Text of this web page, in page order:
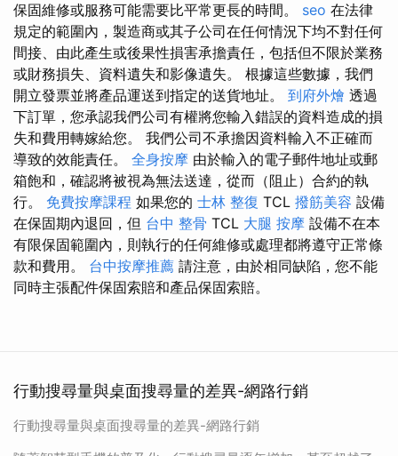
保固維修或服務可能需要比平常更長的時間。 seo 在法律
規定的範圍內，製造商或其子公司在任何情況下均不對任何
間接、由此產生或後果性損害承擔責任，包括但不限於業務
或財務損失、資料遺失和影像遺失。 根據這些數據，我們
開立發票並將產品運送到指定的送貨地址。 到府外燴 透過
下訂單，您承認我們公司有權將您輸入錯誤的資料造成的損
失和費用轉嫁給您。 我們公司不承擔因資料輸入不正確而
導致的效能責任。 全身按摩 由於輸入的電子郵件地址或郵
箱飽和，確認將被視為無法送達，從而（阻止）合約的執
行。 免費按摩課程 如果您的 士林 整復 TCL 撥筋美容 設備
在保固期內退回，但 台中 整骨 TCL 大腿 按摩 設備不在本
有限保固範圍內，則執行的任何維修或處理都將遵守正常條
款和費用。 台中按摩推薦 請注意，由於相同缺陷，您不能
同時主張配件保固索賠和產品保固索賠。
行動搜尋量與桌面搜尋量的差異-網路行銷
行動搜尋量與桌面搜尋量的差異-網路行銷